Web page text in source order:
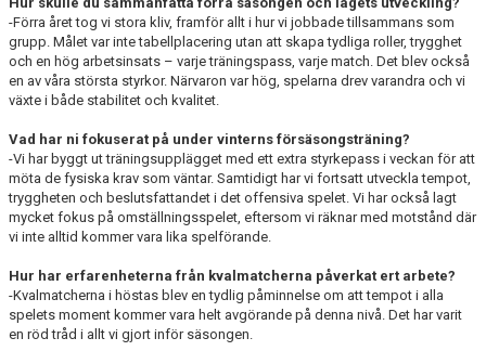
BILDGALLERI
HISTORIK
DOKUMENT
-Förra året tog vi stora kliv, framför allt i hur vi jobbade tillsammans som
grupp. Målet var inte tabellplacering utan att skapa tydliga roller, trygghet
och en hög arbetsinsats – varje träningspass, varje match. Det blev också
en av våra största styrkor. Närvaron var hög, spelarna drev varandra och vi
växte i både stabilitet och kvalitet.
Vad har ni fokuserat på under vinterns försäsongsträning?
-Vi har byggt ut träningsupplägget med ett extra styrkepass i veckan för att
möta de fysiska krav som väntar. Samtidigt har vi fortsatt utveckla tempot,
tryggheten och beslutsfattandet i det offensiva spelet. Vi har också lagt
mycket fokus på omställningsspelet, eftersom vi räknar med motstånd där
vi inte alltid kommer vara lika spelförande.
Hur har erfarenheterna från kvalmatcherna påverkat ert arbete?
-Kvalmatcherna i höstas blev en tydlig påminnelse om att tempot i alla
spelets moment kommer vara helt avgörande på denna nivå. Det har varit
en röd tråd i allt vi gjort inför säsongen.